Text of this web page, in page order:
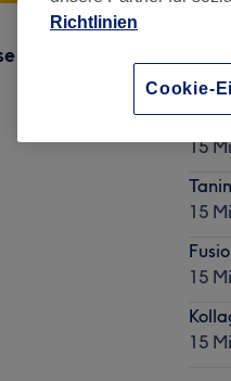
15
15
15
15
15
Richtlinien
Cookie-